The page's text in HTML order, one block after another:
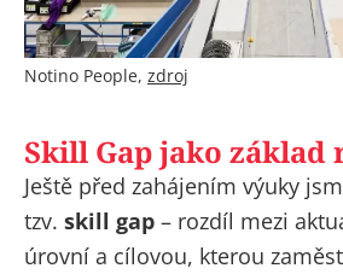
Notino People, zdroj
Skill Gap jako základ
Ještě před zahájením výuky
tzv. skill gap – rozdíl mezi
úrovní a cílovou, kterou